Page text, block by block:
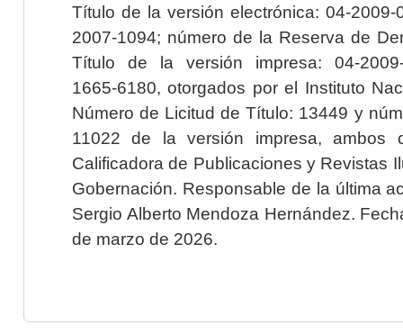
Título de la versión electrónica: 04-2009-
2007-1094; número de la Reserva de
Título de la versión impresa: 04-2009-
1665-6180, otorgados por el Instituto
Número de Licitud de Título: 13449 y
11022 de la versión impresa, ambos
Calificadora de Publicaciones y Revistas
Gobernación. Responsable de la última
Sergio Alberto Mendoza Hernández.
de marzo de 2026.